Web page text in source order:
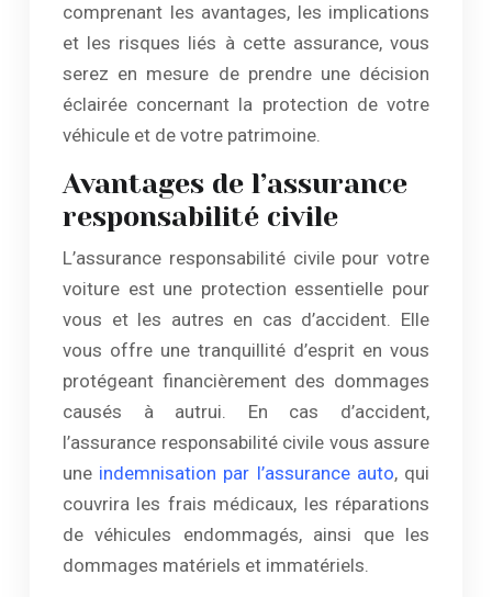
comprenant les avantages, les implications
et les risques liés à cette assurance, vous
serez en mesure de prendre une décision
éclairée concernant la protection de votre
véhicule et de votre patrimoine.
Avantages de l’assurance
responsabilité civile
L’assurance responsabilité civile pour votre
voiture est une protection essentielle pour
vous et les autres en cas d’accident. Elle
vous offre une tranquillité d’esprit en vous
protégeant financièrement des dommages
causés à autrui. En cas d’accident,
l’assurance responsabilité civile vous assure
une indemnisation par l’assurance auto, qui
couvrira les frais médicaux, les réparations
de véhicules endommagés, ainsi que les
dommages matériels et immatériels.